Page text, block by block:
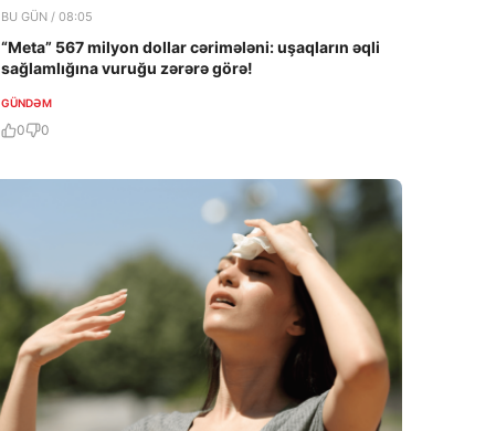
BU GÜN / 08:05
“Meta” 567 milyon dollar cərimələni: uşaqların əqli
sağlamlığına vuruğu zərərə görə!
GÜNDƏM
0 0